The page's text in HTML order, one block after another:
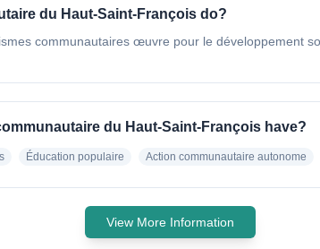
du Haut-Saint-François do?
communautaires œuvre pour le développement
du Haut-Saint-François have?
Éducation populaire Action communautaire autonome
View More Information